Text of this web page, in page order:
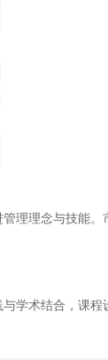
理理念与技能
学术结合，课